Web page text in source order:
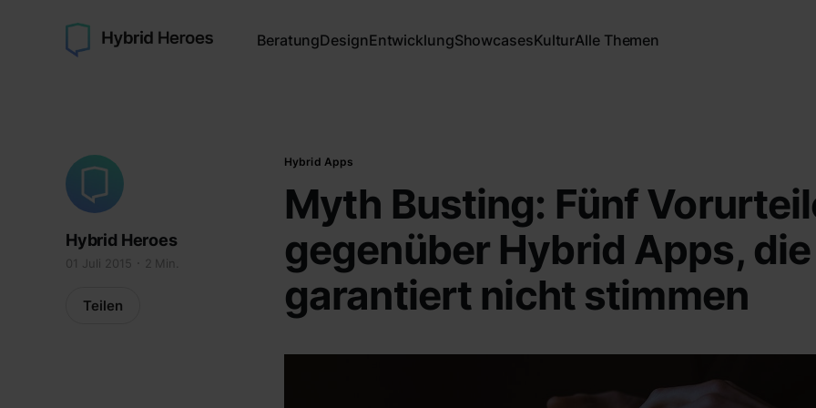
BeratungDesignEntwicklungShowcasesKulturAlle Themen
Hybrid Apps
Myth Busting: Fünf
gegenüber Hybrid Apps, die
garantiert nicht stimmen
Hybrid Heroes
01 Juli 2015 2 Min.
Teilen